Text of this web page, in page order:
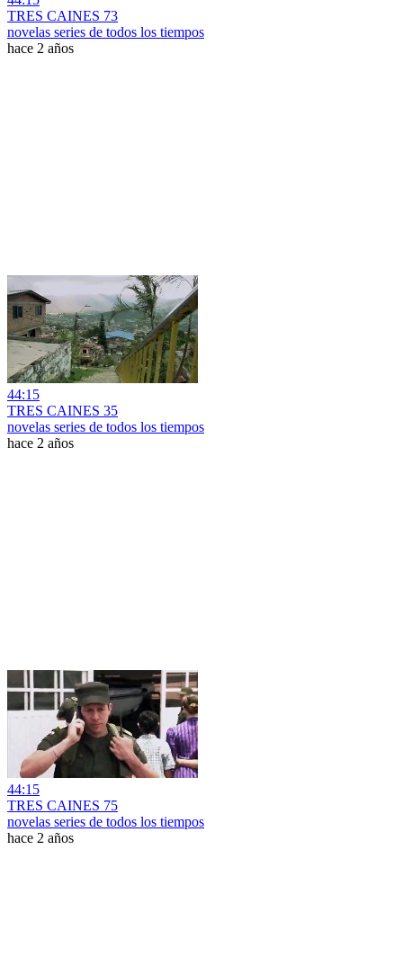
TRES CAINES 73
novelas series de todos los tiempos
hace 2 años
44:15
TRES CAINES 35
novelas series de todos los tiempos
hace 2 años
44:15
TRES CAINES 75
novelas series de todos los tiempos
hace 2 años